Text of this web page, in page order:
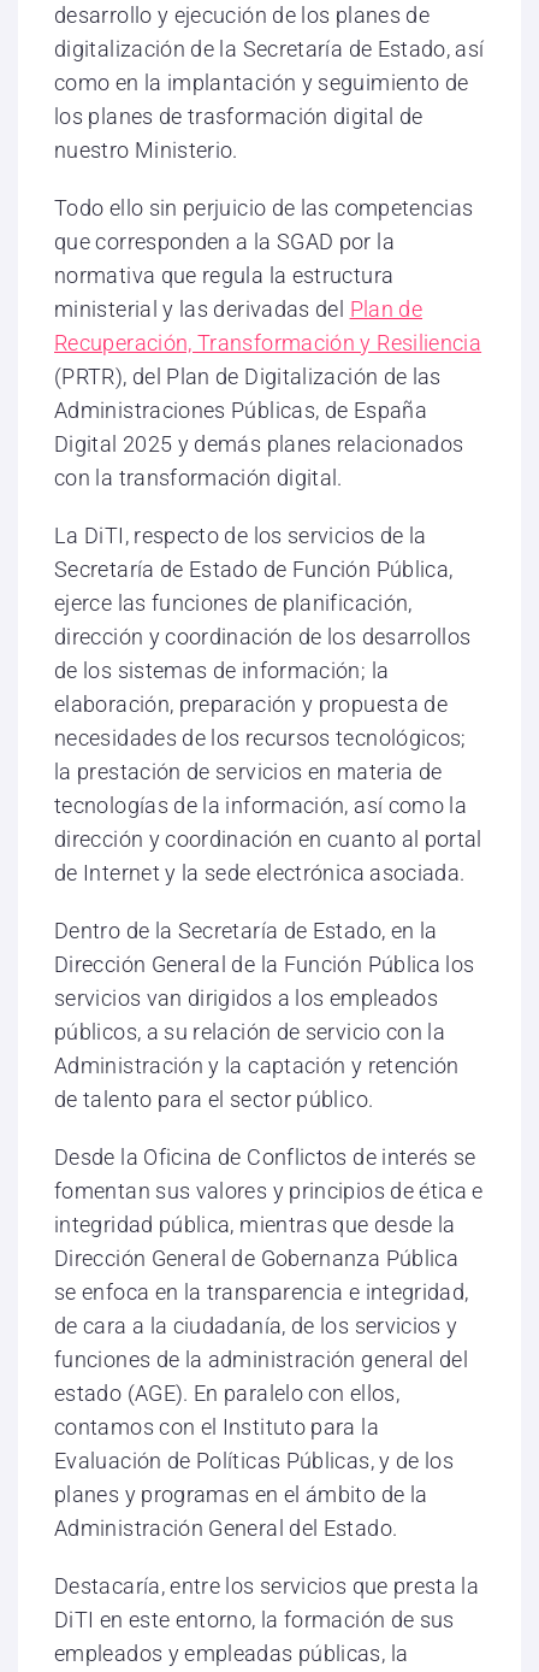
desarrollo y ejecución de los planes de
digitalización de la Secretaría de Estado, así
como en la implantación y seguimiento de
los planes de trasformación digital de
nuestro Ministerio.
Todo ello sin perjuicio de las competencias
que corresponden a la SGAD por la
normativa que regula la estructura
ministerial y las derivadas del Plan de
Recuperación, Transformación y Resiliencia
(PRTR), del Plan de Digitalización de las
Administraciones Públicas, de España
Digital 2025 y demás planes relacionados
con la transformación digital.
La DiTI, respecto de los servicios de la
Secretaría de Estado de Función Pública,
ejerce las funciones de planificación,
dirección y coordinación de los desarrollos
de los sistemas de información; la
elaboración, preparación y propuesta de
necesidades de los recursos tecnológicos;
la prestación de servicios en materia de
tecnologías de la información, así como la
dirección y coordinación en cuanto al portal
de Internet y la sede electrónica asociada.
Dentro de la Secretaría de Estado, en la
Dirección General de la Función Pública los
servicios van dirigidos a los empleados
públicos, a su relación de servicio con la
Administración y la captación y retención
de talento para el sector público.
Desde la Oficina de Conflictos de interés se
fomentan sus valores y principios de ética e
integridad pública, mientras que desde la
Dirección General de Gobernanza Pública
se enfoca en la transparencia e integridad,
de cara a la ciudadanía, de los servicios y
funciones de la administración general del
estado (AGE). En paralelo con ellos,
contamos con el Instituto para la
Evaluación de Políticas Públicas, y de los
planes y programas en el ámbito de la
Administración General del Estado.
Destacaría, entre los servicios que presta la
DiTI en este entorno, la formación de sus
empleados y empleadas públicas, la